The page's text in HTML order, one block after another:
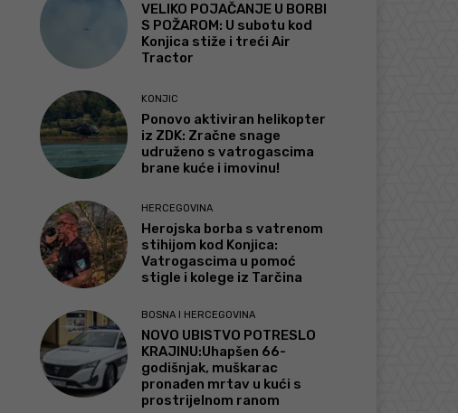
VELIKO POJAČANJE U BORBI
S POŽAROM: U subotu kod
Konjica stiže i treći Air
Tractor
KONJIC
Ponovo aktiviran helikopter
iz ZDK: Zračne snage
udruženo s vatrogascima
brane kuće i imovinu!
HERCEGOVINA
Herojska borba s vatrenom
stihijom kod Konjica:
Vatrogascima u pomoć
stigle i kolege iz Tarčina
BOSNA I HERCEGOVINA
NOVO UBISTVO POTRESLO
KRAJINU:Uhapšen 66-
godišnjak, muškarac
pronađen mrtav u kući s
prostrijelnom ranom